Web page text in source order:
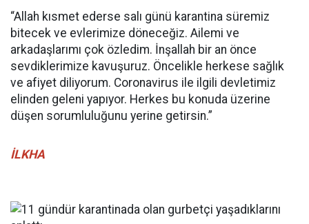
“Allah kısmet ederse salı günü karantina süremiz
bitecek ve evlerimize döneceğiz. Ailemi ve
arkadaşlarımı çok özledim. İnşallah bir an önce
sevdiklerimize kavuşuruz. Öncelikle herkese sağlık
ve afiyet diliyorum. Coronavirus ile ilgili devletimiz
elinden geleni yapıyor. Herkes bu konuda üzerine
düşen sorumluluğunu yerine getirsin.”
İLKHA